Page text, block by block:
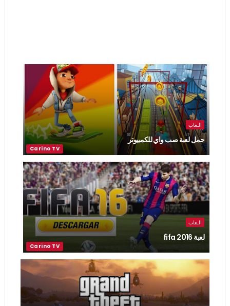
الـعاب
حمل لعبة صب واي للكمبيوتر
الـعاب
لعبة fifa 2016